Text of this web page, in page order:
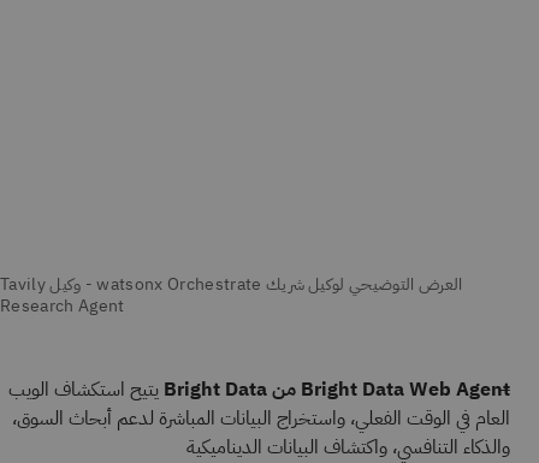
Bright Data Web Agent من Bright Data
يتيح استكشاف الويب
العام في الوقت الفعلي، واستخراج البيانات المباشرة لدعم أبحاث السوق،
والذكاء التنافسي، واكتشاف البيانات الديناميكية